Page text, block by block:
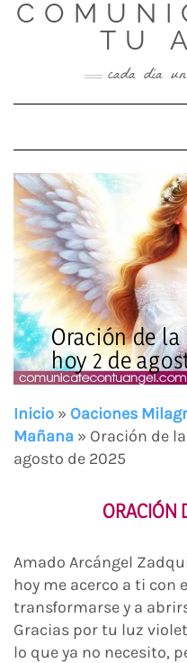
Skip
TU
cada día
Oración de
hoy 2 de
Inicio » Oaciones
Mañana » Oración de
agosto de 2025
ORACIÓN
Amado Arcángel
hoy me acerco a ti con
transformarse y a
Gracias por tu luz
lo que ya no necesito,